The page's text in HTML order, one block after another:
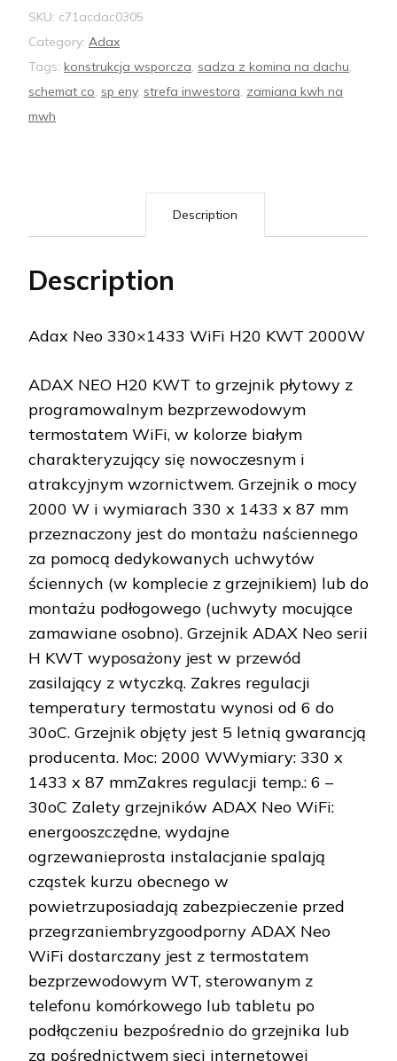
SKU: c71acdac0305
Category: Adax
Tags: konstrukcja wsporcza, sadza z komina na dachu,
schemat co, sp eny, strefa inwestora, zamiana kwh na
mwh
Description
Description
Adax Neo 330×1433 WiFi H20 KWT 2000W
ADAX NEO H20 KWT to grzejnik płytowy z
programowalnym bezprzewodowym
termostatem WiFi, w kolorze białym
charakteryzujący się nowoczesnym i
atrakcyjnym wzornictwem. Grzejnik o mocy
2000 W i wymiarach 330 x 1433 x 87 mm
przeznaczony jest do montażu naściennego
za pomocą dedykowanych uchwytów
ściennych (w komplecie z grzejnikiem) lub do
montażu podłogowego (uchwyty mocujące
zamawiane osobno). Grzejnik ADAX Neo serii
H KWT wyposażony jest w przewód
zasilający z wtyczką. Zakres regulacji
temperatury termostatu wynosi od 6 do
30oC. Grzejnik objęty jest 5 letnią gwarancją
producenta. Moc: 2000 WWymiary: 330 x
1433 x 87 mmZakres regulacji temp.: 6 –
30oC Zalety grzejników ADAX Neo WiFi:
energooszczędne, wydajne
ogrzewanieprosta instalacjanie spalają
cząstek kurzu obecnego w
powietrzuposiadają zabezpieczenie przed
przegrzaniembryzgoodporny ADAX Neo
WiFi dostarczany jest z termostatem
bezprzewodowym WT, sterowanym z
telefonu komórkowego lub tabletu po
podłączeniu bezpośrednio do grzejnika lub
za pośrednictwem sieci internetowej